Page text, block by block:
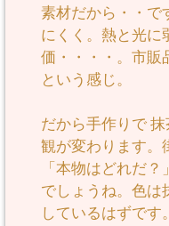
素材だから・・で
にくく。熱と光に
価・・・・。市販
という感じ。
だから手作りで
観が変わります。
「本物はどれだ
でしょうね。色は
しているはずです